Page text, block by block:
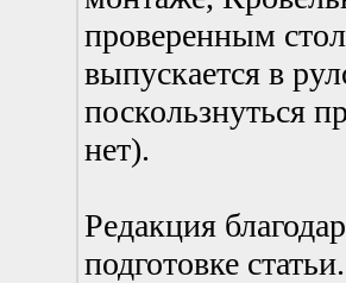
проверенным
выпускается в
поскользнуться
нет).
Редакция
подготовке статьи.